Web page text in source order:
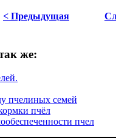
< Предыдущая
же:
пчелиных семей
пчёл
пчел